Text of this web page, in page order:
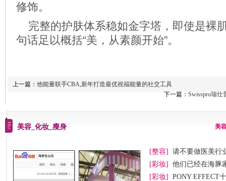
修饰。
完整的护肤体系稳如金字塔，即使是裸
句话足以概括“美，从素颜开始”。
上一篇： 他能量联手CBA,新年打造最优祝福能量的社交工具
下一篇： Swisspro瑞
美容_化妆_瘦身 美
[整容]
请不要做医美行
[彩妆]
他们已经在海豚
[彩妆]
PONY EFFECT